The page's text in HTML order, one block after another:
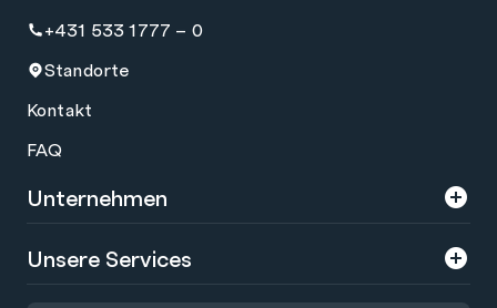
+431 533 1777 – 0
Standorte
Kontakt
FAQ
Unternehmen
Über uns
Unsere Services